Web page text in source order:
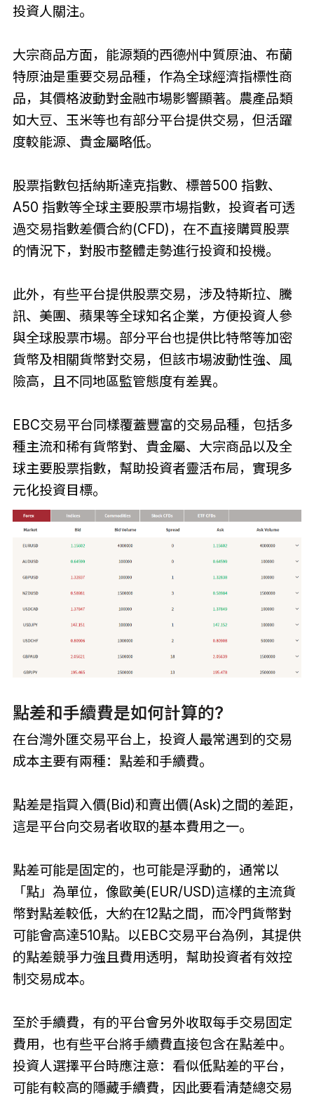
投資人關注。
大宗商品方面，能源類的西德州中質原油、布蘭
特原油是重要交易品種，作為全球經濟指標性商
品，其價格波動對金融市場影響顯著。農產品類
如大豆、玉米等也有部分平台提供交易，但活躍
度較能源、貴金屬略低。
股票指數包括納斯達克指數、標普500 指數、
A50 指數等全球主要股票市場指數，投資者可透
過交易指數差價合約(CFD)，在不直接購買股票
的情況下，對股市整體走勢進行投資和投機。
此外，有些平台提供股票交易，涉及特斯拉、騰
訊、美團、蘋果等全球知名企業，方便投資人參
與全球股票市場。部分平台也提供比特幣等加密
貨幣及相關貨幣對交易，但該市場波動性強、風
險高，且不同地區監管態度有差異。
EBC交易平台同樣覆蓋豐富的交易品種，包括多
種主流和稀有貨幣對、貴金屬、大宗商品以及全
球主要股票指數，幫助投資者靈活布局，實現多
元化投資目標。
點差和手續費是如何計算的?
在台灣外匯交易平台上，投資人最常遇到的交易
成本主要有兩種：點差和手續費。
點差是指買入價(Bid)和賣出價(Ask)之間的差距，
這是平台向交易者收取的基本費用之一。
點差可能是固定的，也可能是浮動的，通常以
「點」為單位，像歐美(EUR/USD)這樣的主流貨
幣對點差較低，大約在12點之間，而冷門貨幣對
可能會高達510點。以EBC交易平台為例，其提供
的點差競爭力強且費用透明，幫助投資者有效控
制交易成本。
至於手續費，有的平台會另外收取每手交易固定
費用，也有些平台將手續費直接包含在點差中。
投資人選擇平台時應注意：看似低點差的平台，
可能有較高的隱藏手續費，因此要看清楚總交易